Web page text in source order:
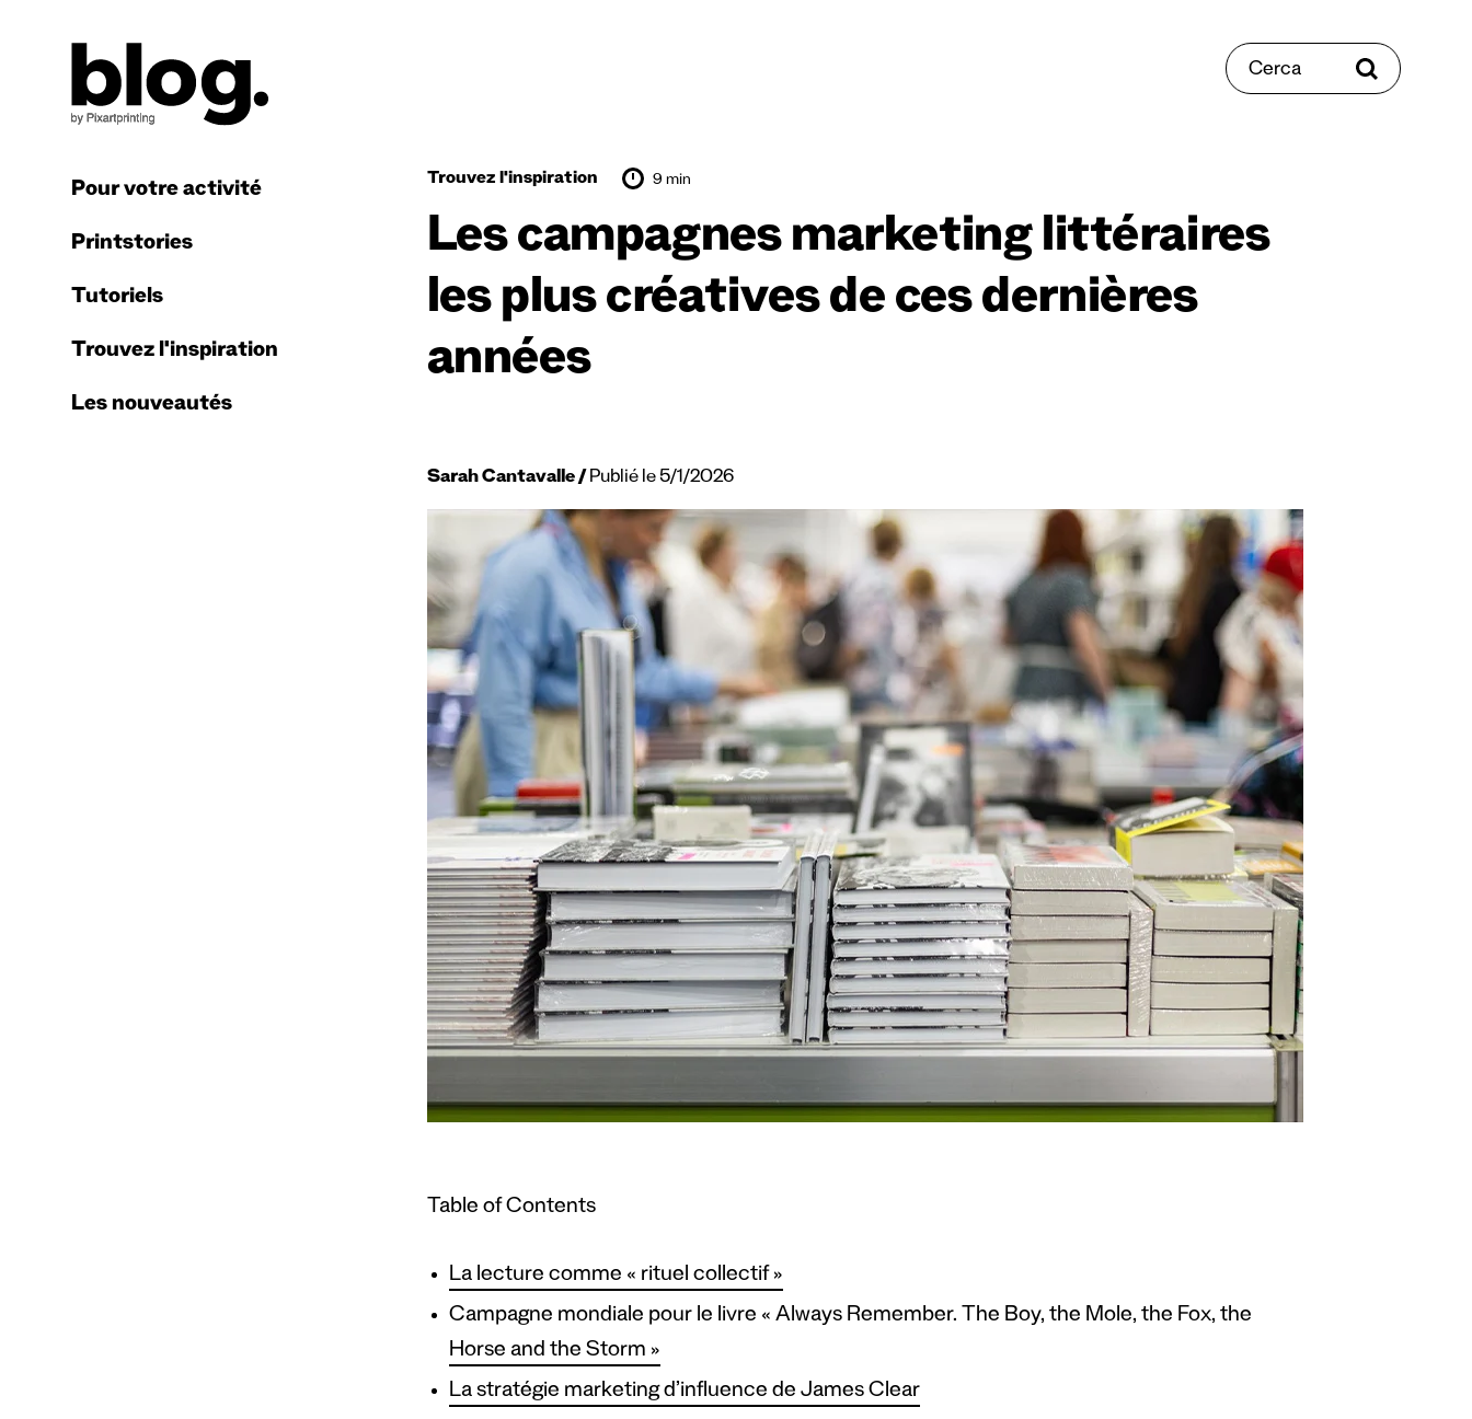
Pour votre activité
Printstories
Tutoriels
Trouvez l'inspiration
Les nouveautés
Cerca
Trouvez l'inspiration 9 min
Les campagnes marketing littéraires
les plus créatives de ces dernières
années
Sarah Cantavalle Publié le 5/1/2026
Table of Contents
La lecture comme « rituel collectif »
Campagne mondiale pour le livre « Always Remember. The Boy, the Mole, the Fox, the
Horse and the Storm »
La stratégie marketing d’influence de James Clear